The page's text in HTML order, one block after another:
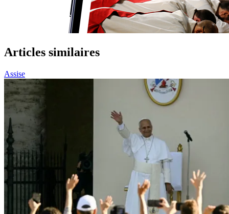
Articles similaires
Assise